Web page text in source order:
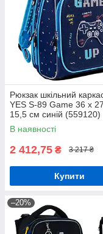
Рюкзак шкільний
YES S-89 Game 36 x
15,5 см синій (559120)
В наявності
2 412,75 ₴ 3 217 ₴
Купити
–20%